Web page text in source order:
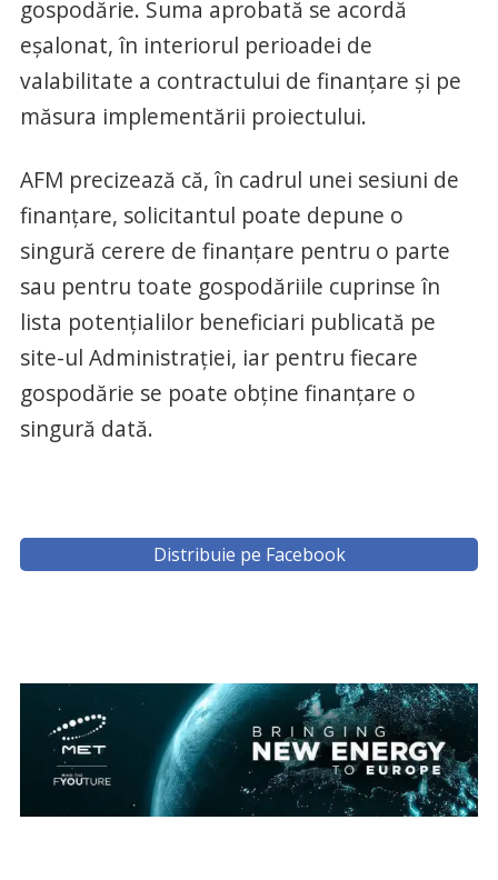
gospodărie. Suma aprobată se acordă
eşalonat, în interiorul perioadei de
valabilitate a contractului de finanţare şi pe
măsura implementării proiectului.
AFM precizează că, în cadrul unei sesiuni de
finanţare, solicitantul poate depune o
singură cerere de finanţare pentru o parte
sau pentru toate gospodăriile cuprinse în
lista potenţialilor beneficiari publicată pe
site-ul Administraţiei, iar pentru fiecare
gospodărie se poate obţine finanţare o
singură dată.
Distribuie pe Facebook